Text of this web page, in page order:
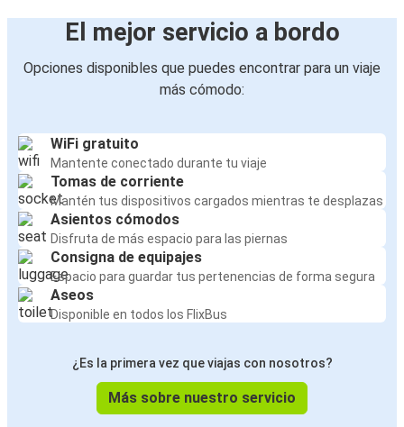
El mejor servicio a bordo
Opciones disponibles que puedes encontrar para un viaje
más cómodo:
WiFi gratuito
Mantente conectado durante tu viaje
Tomas de corriente
Mantén tus dispositivos cargados mientras te desplazas
Asientos cómodos
Disfruta de más espacio para las piernas
Consigna de equipajes
Espacio para guardar tus pertenencias de forma segura
Aseos
Disponible en todos los FlixBus
¿Es la primera vez que viajas con nosotros?
Más sobre nuestro servicio